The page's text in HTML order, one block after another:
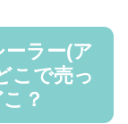
ラー(ア
こで売っ
？